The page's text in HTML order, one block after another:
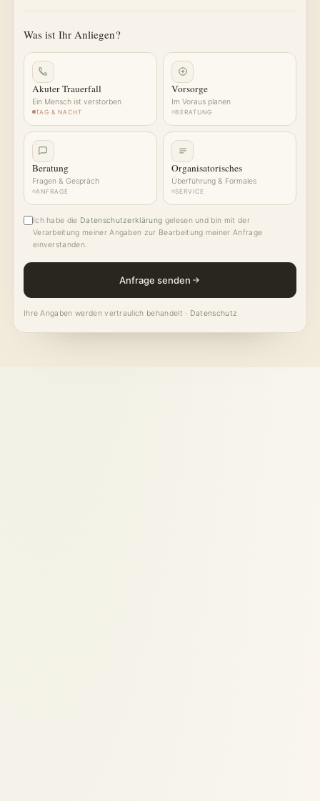
Was ist Ihr Anliegen?
Akuter Trauerfall
Ein Mensch ist verstorben
TAG & NACHT
Vorsorge
Im Voraus planen
BERATUNG
Beratung
Fragen & Gespräch
ANFRAGE
Organisatorisches
Überführung & Formales
SERVICE
Ich habe die Datenschutzerklärung gelesen und bin mit der
Verarbeitung meiner Angaben zur Bearbeitung meiner Anfrage
einverstanden.
Anfrage senden
Ihre Angaben werden vertraulich behandelt · Datenschutz